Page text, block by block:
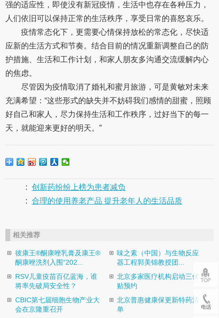
强的适应性，即使没有新冠疫情，生活中也存在各种压力，
人们依旧可以保持正常的生活秩序，享受日常的喜怒哀乐。
疫情常态化下，更需要心情保持放松的常态化，尽快适
应新的生活方式和节奏。结合目前的情况重新调整自己的防
护措施、生活和工作计划，和家人朋友多沟通交流缓解内心
的焦虑。
尽管因为疫情取消了婚礼和蜜月旅游，可是黄敏对未来
充满希望：“这些形式的缺失并不妨碍我们感情的甜蜜，照顾
好自己和家人，尽力保持生活和工作秩序，过好当下的每一
天，就能迎来更好的明天。”
: 创新药纷纷上榜为患者减负
: 合理的使用养老产品 提升老年人的生活品质
相关推荐
彼康王®酮康唑乳膏及康王®
酮康唑洗剂入围“202...
味之素（中国）与生物反应
器工程郭美锦教授团...
​RSV儿童疫苗百亿蓝海，谁
将率先破局安全性？
北京多家医疗机构启动三伏
贴预约
CBIC第七届细胞生物产业大
会在京隆重召开
北京普惠健康保更新特药清
单